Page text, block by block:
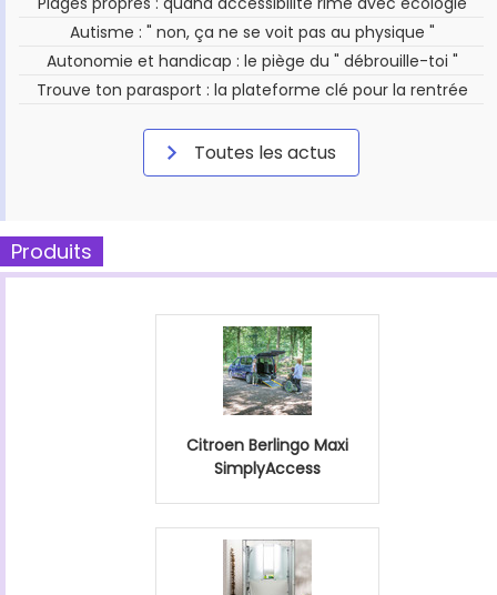
Autisme : " non, ça ne se voit pas au physique "
Autonomie et handicap : le piège du " débrouille-toi "
Trouve ton parasport : la plateforme clé pour la rentrée
Toutes les actus
Produits
Citroen Berlingo Maxi
SimplyAccess